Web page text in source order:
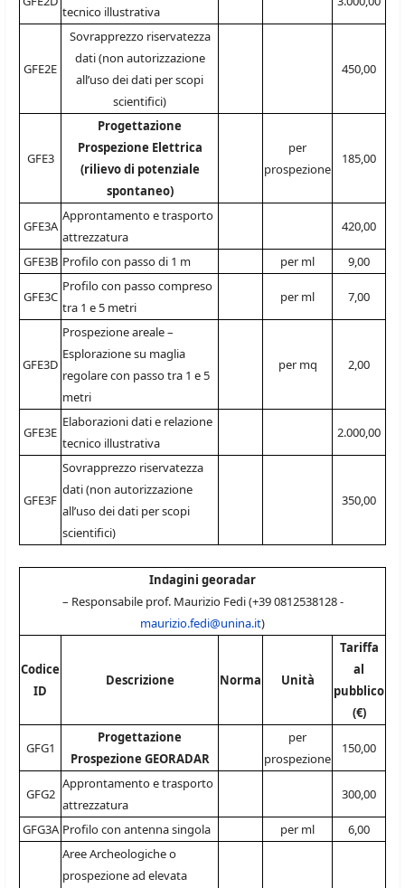
tecnico illustrativa
GFE2E
Sovrapprezzo riservatezza
dati (non autorizzazione
all’uso dei dati per scopi
scientifici)
450,00
GFE3
Progettazione
Prospezione Elettrica
(rilievo di potenziale
spontaneo)
per
prospezione
185,00
GFE3A
Approntamento e trasporto
attrezzatura
420,00
GFE3B Profilo con passo di 1 m per ml 9,00
GFE3C
Profilo con passo compreso
tra 1 e 5 metri
per ml 7,00
GFE3D
Prospezione areale –
Esplorazione su maglia
regolare con passo tra 1 e 5
metri
per mq 2,00
GFE3E
Elaborazioni dati e relazione
tecnico illustrativa
2.000,00
GFE3F
Sovrapprezzo riservatezza
dati (non autorizzazione
all’uso dei dati per scopi
scientifici)
350,00
Indagini georadar
– Responsabile prof. Maurizio Fedi (+39 0812538128 -
maurizio.fedi@unina.it)
Codice
ID
Descrizione Norma Unità
Tariffa
al
pubblico
(€)
GFG1
Progettazione
Prospezione GEORADAR
per
prospezione
150,00
GFG2
Approntamento e trasporto
attrezzatura
300,00
GFG3A Profilo con antenna singola per ml
6,00
Aree Archeologiche o
prospezione ad elevata